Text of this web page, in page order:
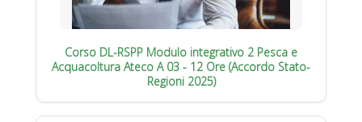
Corso DL-RSPP Modulo integrativo 2 Pesca e
Acquacoltura Ateco A 03 - 12 Ore (Accordo Stato-
Regioni 2025)